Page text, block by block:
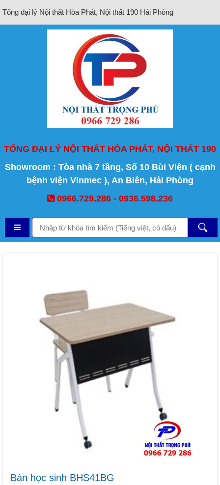
Tổng đại lý Nội thất Hòa Phát, Nội thất 190 Hải Phòng
TỔNG ĐẠI LÝ NỘI THẤT HÒA PHÁT, NỘI THẤT 190
Showroom : Tòa nhà 7 tầng, Số 10 Bùi Viện ( cạnh
bệnh viện Vinmec ), An Biên, Hải Phòng
0966.729.286 - 0936.598.236
Bàn học sinh BHS41BG